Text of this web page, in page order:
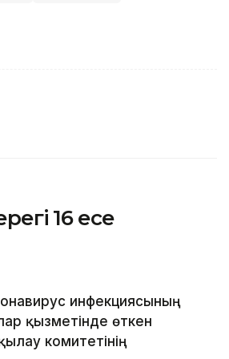
16 есе
инфекциясының
қызметінде өткен
комитетінің